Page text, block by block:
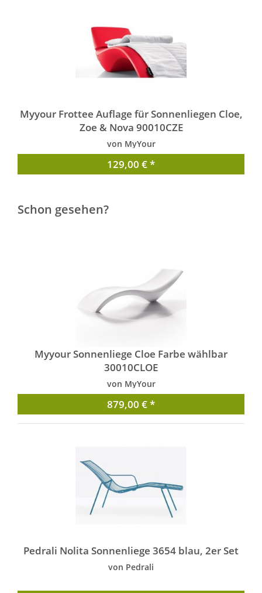
Myyour Frottee Auflage für Sonnenliegen Cloe,
Zoe & Nova 90010CZE
von MyYour
129,00 € *
Schon gesehen?
Myyour Sonnenliege Cloe Farbe wählbar
30010CLOE
von MyYour
879,00 € *
Pedrali Nolita Sonnenliege 3654 blau, 2er Set
von Pedrali